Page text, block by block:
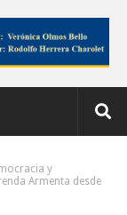
y
Armenta desde